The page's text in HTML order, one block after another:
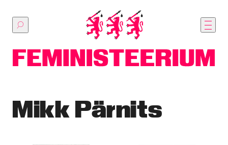
sisu
juurde
Mikk Pärnits